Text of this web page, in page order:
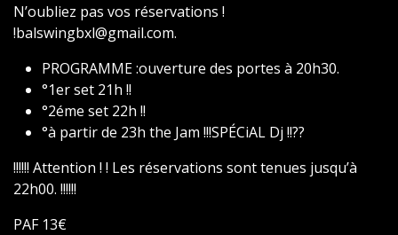
N’oubliez pas vos réservations !
!balswingbxl@gmail.com.
PROGRAMME :ouverture des portes à 20h30.
°1er set 21h !!
°2éme set 22h !!
°à partir de 23h the Jam !!!SPÉCiAL Dj !!??
!!!!!! Attention ! ! Les réservations sont tenues jusqu’à
22h00. !!!!!!
PAF 13€